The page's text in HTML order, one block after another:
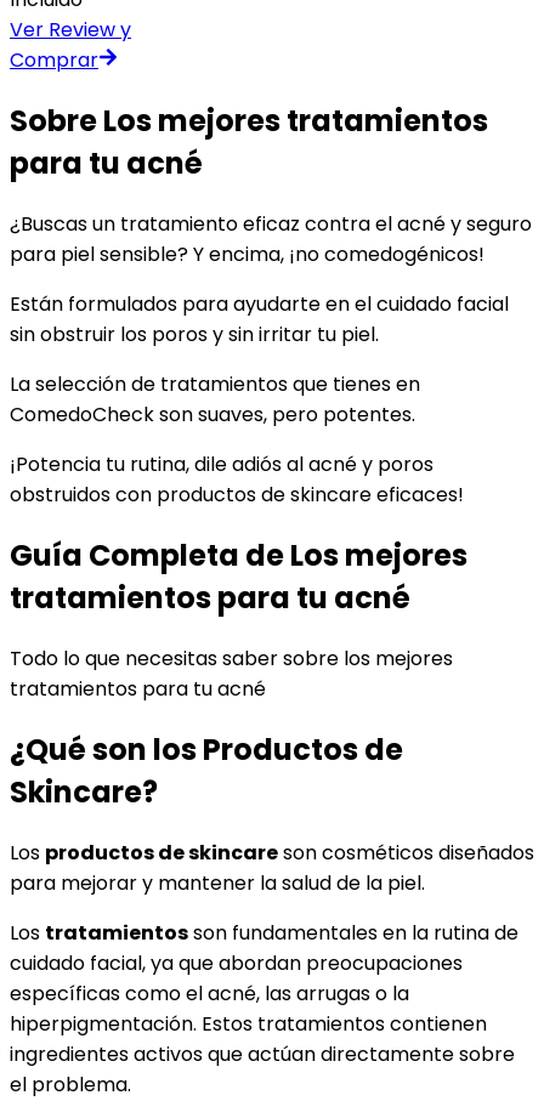
Ver Review y
Comprar
SobreLos mejores tratamientos
para tu acné
¿Buscas un tratamiento eficaz contra el acné y seguro
para piel sensible? Y encima, ¡no comedogénicos!
Están formulados para ayudarte en el cuidado facial
sin obstruir los poros y sin irritar tu piel.
La selección de tratamientos que tienes en
ComedoCheck son suaves, pero potentes.
¡Potencia tu rutina, dile adiós al acné y poros
obstruidos con productos de skincare eficaces!
Guía Completa deLos mejores
tratamientos para tu acné
Todo lo que necesitas saber sobre los mejores
tratamientos para tu acné
¿Qué son los Productos de
Skincare?
Los productos de skincareson cosméticos diseñados
para mejorar y mantener la salud de la piel.
Los tratamientosson fundamentales en la rutina de
cuidado facial, ya que abordan preocupaciones
específicas como el acné, las arrugas o la
hiperpigmentación. Estos tratamientos contienen
ingredientes activos que actúan directamente sobre
el problema.